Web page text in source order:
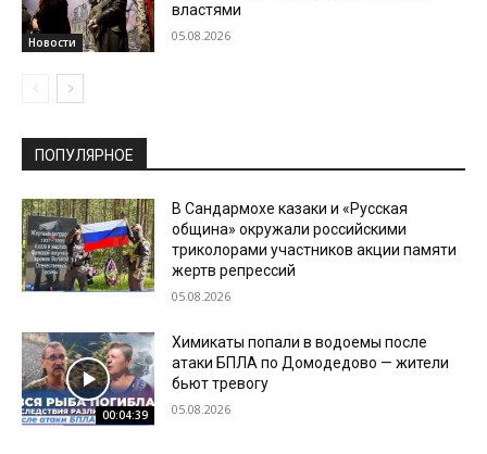
Новости
властями
05.08.2026
ПОПУЛЯРНОЕ
В Сандармохе казаки и «Русская
община» окружали российскими
триколорами участников акции памяти
жертв репрессий
05.08.2026
00:04:39
Химикаты попали в водоемы после
атаки БПЛА по Домодедово — жители
бьют тревогу
05.08.2026